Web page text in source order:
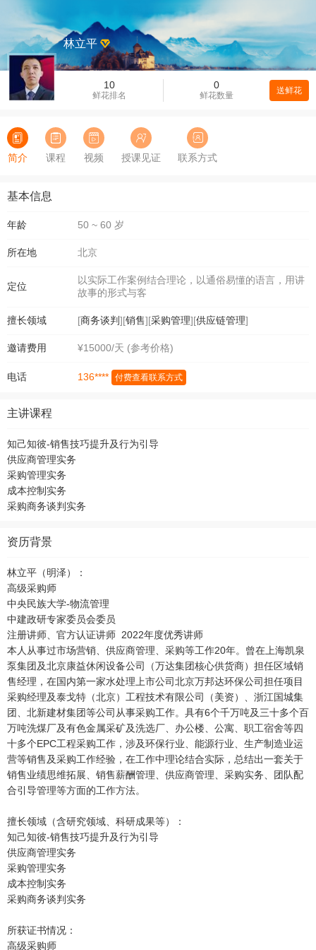
10
鲜花排名
0
鲜花数量 送鲜花
林立平
简介 课程 视频 授课见证 联系方式
基本信息
年龄 50 ~ 60 岁
所在地 北京
定位
以实际工作案例结合理论，以通俗易懂的语言，用讲
故事的形式与客
擅长领域 [商务谈判][销售][采购管理][供应链管理]
邀请费用 ¥15000/天 (参考价格)
电话 136**** 付费查看联系方式
主讲课程
知己知彼-销售技巧提升及行为引导
供应商管理实务
采购管理实务
成本控制实务
采购商务谈判实务
资历背景
林立平（明泽）：
高级采购师
中央民族大学-物流管理
中建政研专家委员会委员
注册讲师、官方认证讲师 2022年度优秀讲师
本人从事过市场营销、供应商管理、采购等工作20年。曾在上海凯泉
泵集团及北京康益休闲设备公司（万达集团核心供货商）担任区域销
售经理，在国内第一家水处理上市公司北京万邦达环保公司担任项目
采购经理及泰戈特（北京）工程技术有限公司（美资）、浙江国城集
团、北新建材集团等公司从事采购工作。具有6个千万吨及三十多个百
万吨洗煤厂及有色金属采矿及洗选厂、办公楼、公寓、职工宿舍等四
十多个EPC工程采购工作，涉及环保行业、能源行业、生产制造业运
营等销售及采购工作经验，在工作中理论结合实际，总结出一套关于
销售业绩思维拓展、销售薪酬管理、供应商管理、采购实务、团队配
合引导管理等方面的工作方法。
擅长领域（含研究领域、科研成果等）：
知己知彼-销售技巧提升及行为引导
供应商管理实务
采购管理实务
成本控制实务
采购商务谈判实务
所获证书情况：
高级采购师